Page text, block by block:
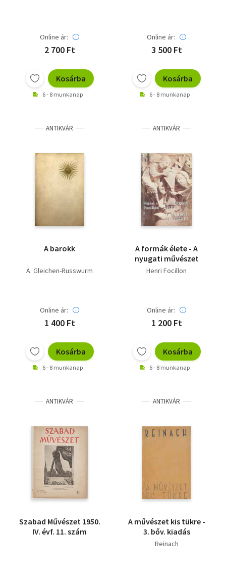
Online ár:
2 700 Ft
Kosárba
6 - 8 munkanap
Online ár:
3 500 Ft
Kosárba
6 - 8 munkanap
ANTIKVÁR
A barokk
A. Gleichen-Russwurm
Online ár:
1 400 Ft
Kosárba
6 - 8 munkanap
ANTIKVÁR
A formák élete - A
nyugati művészet
Henri Focillon
Online ár:
1 200 Ft
Kosárba
6 - 8 munkanap
ANTIKVÁR
Szabad Művészet 1950.
IV. évf. 11. szám
ANTIKVÁR
A művészet kis tükre -
3. bőv. kiadás
Reinach